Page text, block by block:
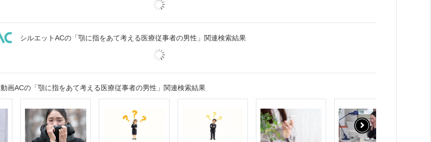
シルエットACの「顎に指をあて考える医療従事者の男性」関連検索結果
動画ACの「顎に指をあて考える医療従事者の男性」関連検索結果